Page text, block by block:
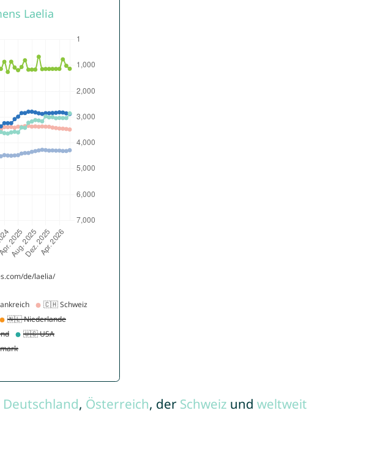
Deutschland, Österreich, der Schweiz und weltweit